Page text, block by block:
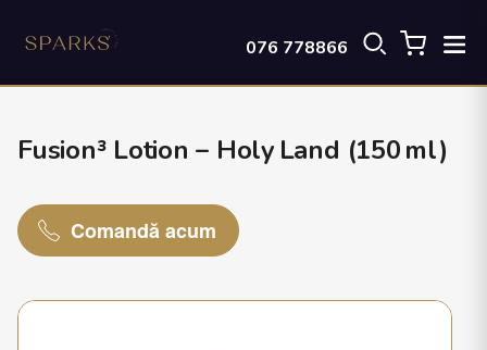
076 778866
Fusion³ Lotion – Holy Land (150 ml)
Comandă acum